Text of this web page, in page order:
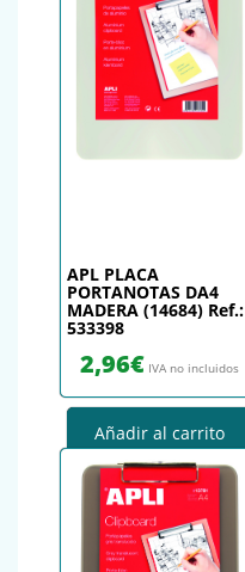
APL PLACA
PORTANOTAS DA4
MADERA (14684) Ref.:
533398
2,96€ IVA no incluidos
Añadir al carrito